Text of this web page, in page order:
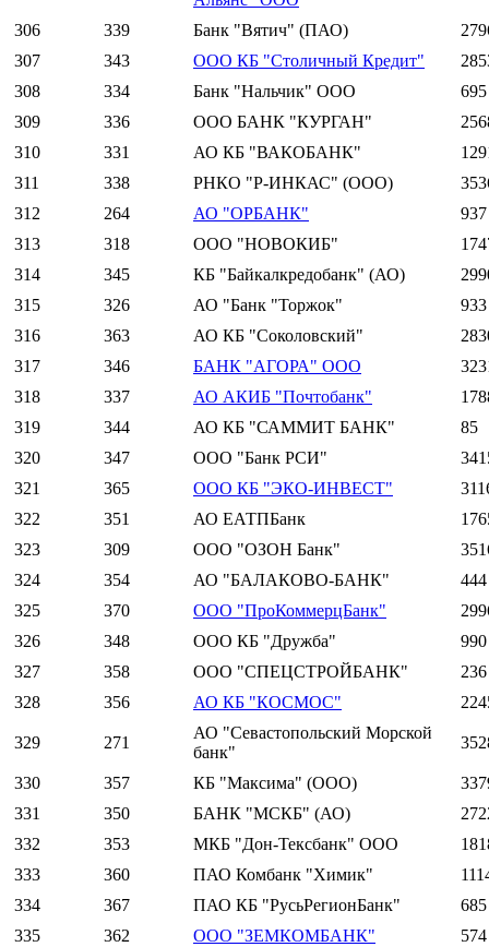
306
339 Банк "Вятич" (ПАО)
307
343 ООО КБ "Столичный Кредит"
308
334 Банк "Нальчик" ООО
695
309
336 ООО БАНК "КУРГАН"
310
331 АО КБ "ВАКОБАНК"
311
338 РНКО "Р-ИНКАС" (ООО)
312
264 АО "ОРБАНК"
937
313
318 ООО "НОВОКИБ"
314
345 КБ "Байкалкредобанк" (АО)
315
326 АО "Банк "Торжок"
933
316
363 АО КБ "Соколовский"
317
346 БАНК "АГОРА" ООО
318
337 АО АКИБ "Почтобанк"
319
344 АО КБ "САММИТ БАНК"
85
320
347 ООО "Банк РСИ"
321
365 ООО КБ "ЭКО-ИНВЕСТ"
322
351 АО ЕАТПБанк
323
309 ООО "ОЗОН Банк"
324
354 АО "БАЛАКОВО-БАНК"
444
325
370 ООО "ПроКоммерцБанк"
326
348 ООО КБ "Дружба"
990
327
358 ООО "СПЕЦСТРОЙБАНК"
236
328
356 АО КБ "КОСМОС"
329 271
АО "Севастопольский Морской
банк"
330 357 КБ "Максима" (ООО)
331
350 БАНК "МСКБ" (АО)
332
353 МКБ "Дон-Тексбанк" ООО
333
360 ПАО Комбанк "Химик"
334
367 ПАО КБ "РусьРегионБанк"
685
335
362 ООО "ЗЕМКОМБАНК"
574